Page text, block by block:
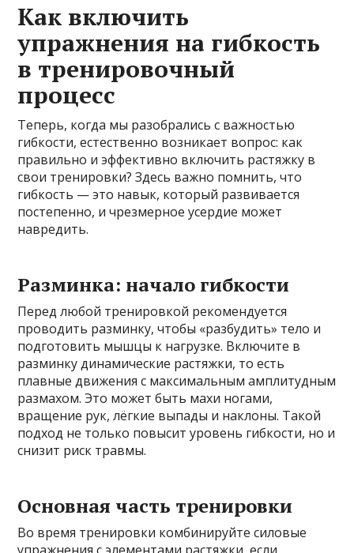
Как включить
упражнения на гибкость
в тренировочный
процесс
Теперь, когда мы разобрались с важностью
гибкости, естественно возникает вопрос: как
правильно и эффективно включить растяжку в
свои тренировки? Здесь важно помнить, что
гибкость — это навык, который развивается
постепенно, и чрезмерное усердие может
навредить.
Разминка: начало гибкости
Перед любой тренировкой рекомендуется
проводить разминку, чтобы «разбудить» тело и
подготовить мышцы к нагрузке. Включите в
разминку динамические растяжки, то есть
плавные движения с максимальным амплитудным
размахом. Это может быть махи ногами,
вращение рук, лёгкие выпады и наклоны. Такой
подход не только повысит уровень гибкости, но и
снизит риск травмы.
Основная часть тренировки
Во время тренировки комбинируйте силовые